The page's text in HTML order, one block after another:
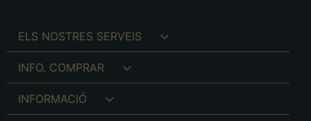
ELS NOSTRES SERVEIS 
INFO. COMPRAR 
INFORMACIÓ 